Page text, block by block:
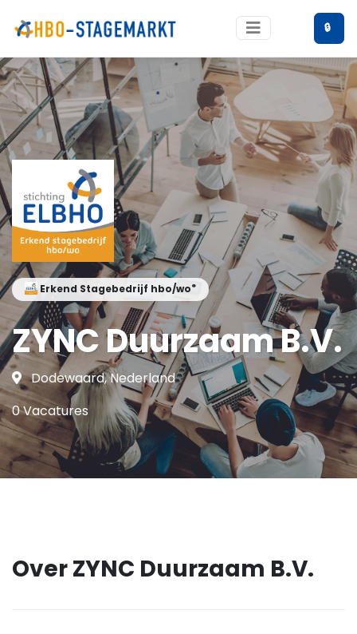
🔒
Erkend Stagebedrijf hbo/wo®
ZYNC Duurzaam B.V.
Dodewaard, Nederland
0 Vacatures
Over ZYNC Duurzaam B.V.